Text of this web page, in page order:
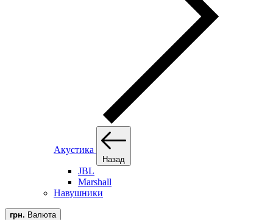
Акустика
Назад
JBL
Marshall
Навушники
грн. Валюта